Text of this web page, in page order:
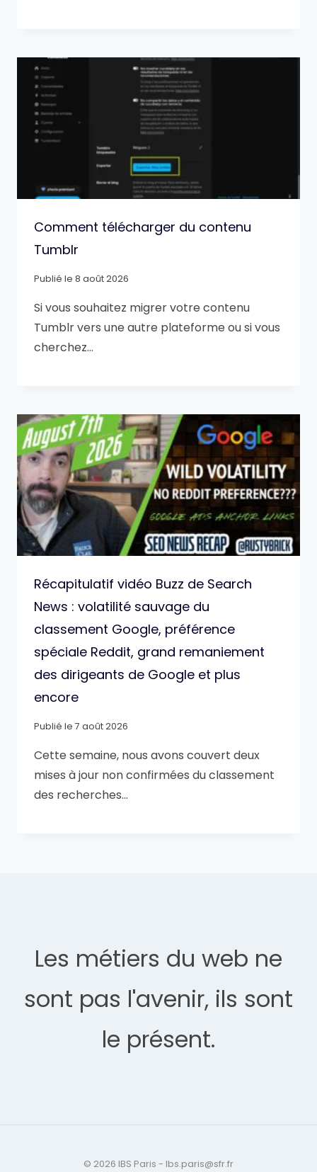
Comment télécharger du contenu
Tumblr
Publié le 8 août 2026
Si vous souhaitez migrer votre contenu
Tumblr vers une autre plateforme ou si vous
cherchez…
Récapitulatif vidéo Buzz de Search
News : volatilité sauvage du
classement Google, préférence
spéciale Reddit, grand remaniement
des dirigeants de Google et plus
encore
Publié le 7 août 2026
Cette semaine, nous avons couvert deux
mises à jour non confirmées du classement
des recherches…
Les métiers du web ne
sont pas l'avenir, ils sont
le présent.
© 2026 IBS Paris - Ibs.paris@sfr.fr